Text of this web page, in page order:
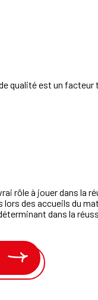
qualité est un
rôle à jouer dans
des accueils du
dans la